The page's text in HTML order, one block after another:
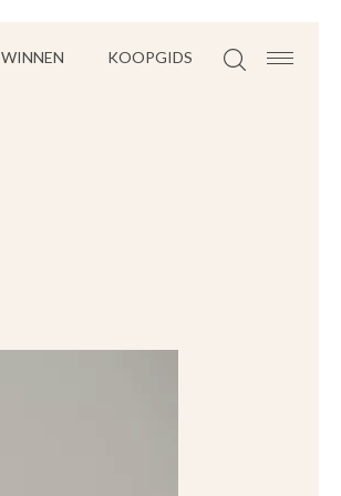
WINNEN KOOPGIDS